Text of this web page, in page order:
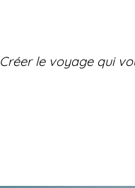
Créer le voyage qui